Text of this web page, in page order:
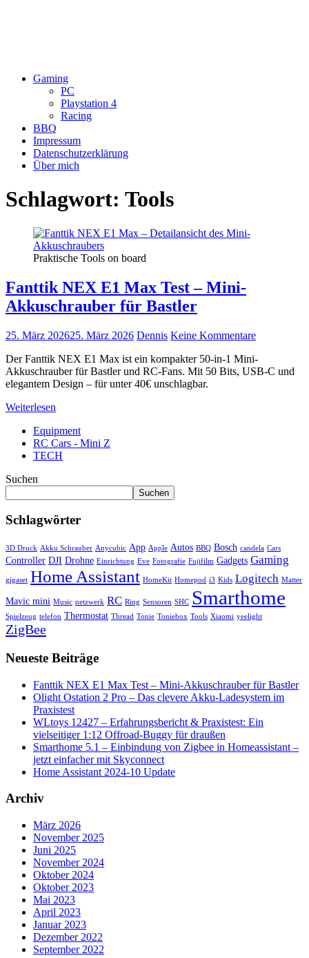
Gaming
PC
Playstation 4
Racing
BBQ
Impressum
Datenschutzerklärung
Über mich
Schlagwort: Tools
Praktische Tools on board
Fanttik NEX E1 Max Test – Mini-
Akkuschrauber für Bastler
25. März 202625. März 2026 Dennis Keine Kommentare
Der Fanttik NEX E1 Max ist ein kompakter 50-in-1 Mini-
Akkuschrauber für Bastler und RC-Fans. Mit 50 Bits, USB-C und
elegantem Design – für unter 40€ unschlagbar.
Weiterlesen
Equipment
RC Cars - Mini Z
TECH
Suchen
Suchen
Schlagwörter
3D Druck Akku Schrauber Anycubic App Apple Autos BBQ Bosch candela Cars
Controller DJI Drohne Einrichtung Eve Fotografie Fujifilm Gadgets Gaming
gigaset Home Assistant HomeKit Homepod i3 Kids Logitech Matter
Mavic mini Music netzwerk RC Ring Sensoren SHC Smarthome
Spielzeug telefon Thermostat Thread Tonie Toniebox Tools Xiaomi yeelight
ZigBee
Neueste Beiträge
Fanttik NEX E1 Max Test – Mini-Akkuschrauber für Bastler
Olight Ostation 2 Pro – Das clevere Akku-Ladesystem im
Praxistest
WLtoys 12427 – Erfahrungsbericht & Praxistest: Ein
vielseitiger 1:12 Offroad-Buggy für draußen
Smarthome 5.1 – Einbindung von Zigbee in Homeassistant –
jetzt einfacher mit Skyconnect
Home Assistant 2024-10 Update
Archiv
März 2026
November 2025
Juni 2025
November 2024
Oktober 2024
Oktober 2023
Mai 2023
April 2023
Januar 2023
Dezember 2022
September 2022